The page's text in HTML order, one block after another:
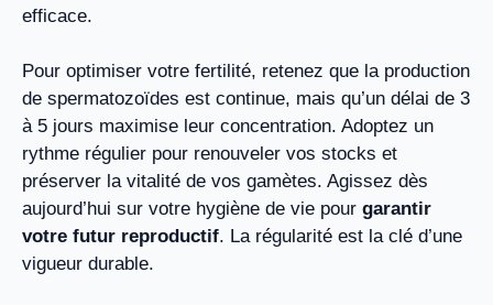
efficace.
Pour optimiser votre fertilité, retenez que la production
de spermatozoïdes est continue, mais qu’un délai de 3
à 5 jours maximise leur concentration. Adoptez un
rythme régulier pour renouveler vos stocks et
préserver la vitalité de vos gamètes. Agissez dès
aujourd’hui sur votre hygiène de vie pour garantir
votre futur reproductif. La régularité est la clé d’une
vigueur durable.